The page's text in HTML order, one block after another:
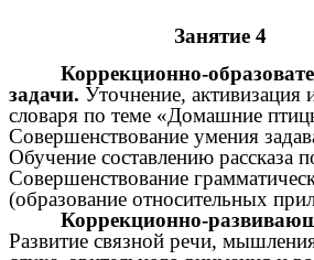
Занятие 4
Коррекционно-
задачи. Уточнение, активизация
словаря по теме «Домашние
Совершенствование умения
Обучение составлению рассказа
Совершенствование
(образование относительных
Коррекционно-
Развитие связной речи,